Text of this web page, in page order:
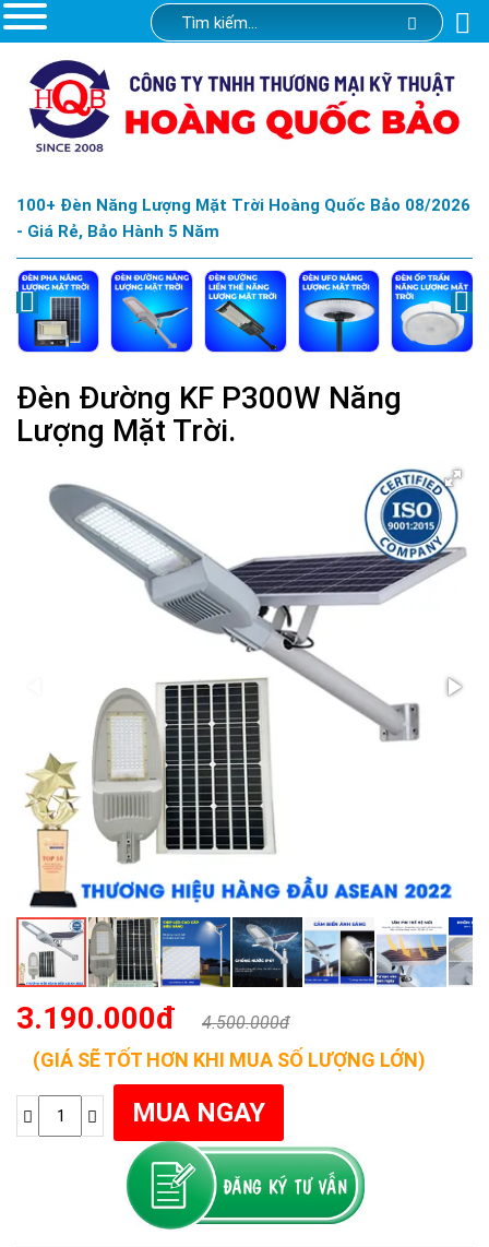
100+ Đèn Năng Lượng Mặt Trời Hoàng Quốc Bảo 08/2026
- Giá Rẻ, Bảo Hành 5 Năm
Đèn Đường KF P300W Năng
Lượng Mặt Trời.
3.190.000đ 4.500.000đ
(GIÁ SẼ TỐT HƠN KHI MUA SỐ LƯỢNG LỚN)